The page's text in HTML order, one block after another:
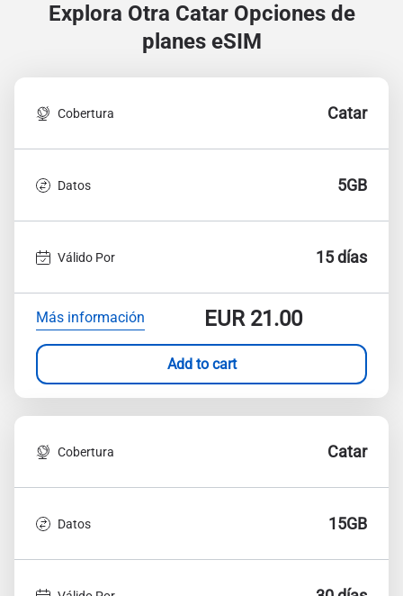
Explora Otra Catar Opciones de
planes eSIM
Cobertura Catar
Datos 5GB
Válido Por 15 días
Más información EUR21.00
Add to cart
Cobertura Catar
Datos 15GB